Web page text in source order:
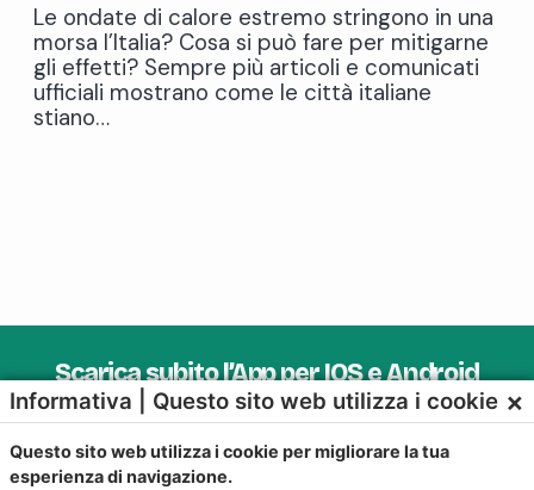
Le ondate di calore estremo stringono in una
morsa l’Italia? Cosa si può fare per mitigarne
gli effetti? Sempre più articoli e comunicati
ufficiali mostrano come le città italiane
stiano…
Scarica subito l’App per IOS e Android
Provala, è Gratis!
Informativa | Questo sito web utilizza i cookie ×
Questo sito web utilizza i cookie per migliorare la tua
esperienza di navigazione.